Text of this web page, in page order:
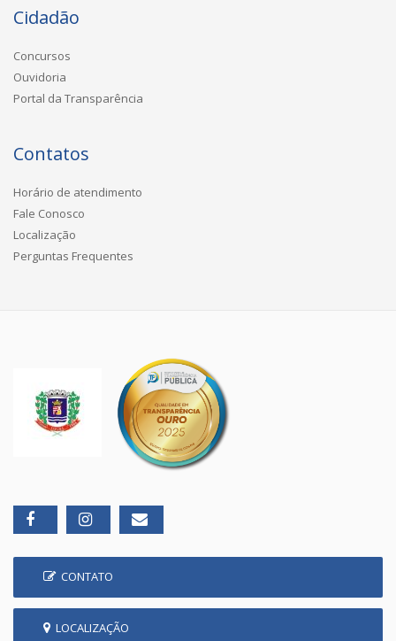
Cidadão
Concursos
Ouvidoria
Portal da Transparência
Contatos
Horário de atendimento
Fale Conosco
Localização
Perguntas Frequentes
CONTATO
LOCALIZAÇÃO